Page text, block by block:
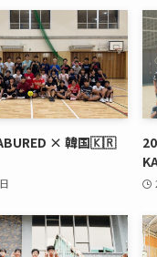
× 韓国🇰🇷